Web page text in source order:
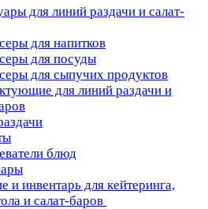
для линий раздачи и салат-
для напитков
для посуды
для сыпучих продуктов
для линий раздачи и
блюд
и инвентарь для кейтеринга,
и салат-баров